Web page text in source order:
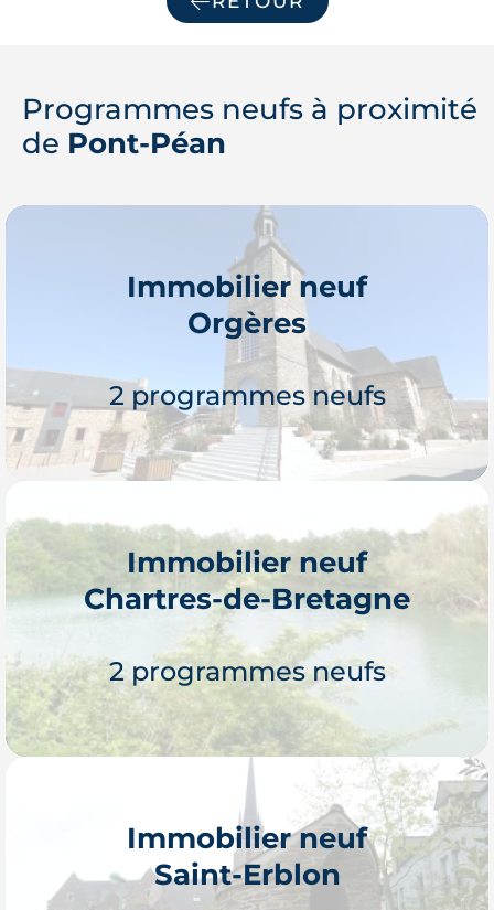
Programmes neufs à proximité
de Pont-Péan
Immobilier neuf
Orgères
2 programmes neufs
Je découvre
Immobilier neuf
Chartres-de-Bretagne
2 programmes neufs
Je découvre
Immobilier neuf
Saint-Erblon